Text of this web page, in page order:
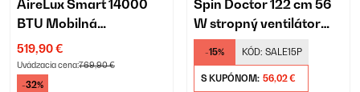
AireLux Smart 14000
BTU Mobilná
Klimatizácia
Tmavošedá
519,90 €
Uvádzacia cena:769,90 €
-32%
Spin Doctor 122 cm 56
W stropný ventilátor
biela
-15% KÓD: SALE15P
S KUPÓNOM: 56,02 €